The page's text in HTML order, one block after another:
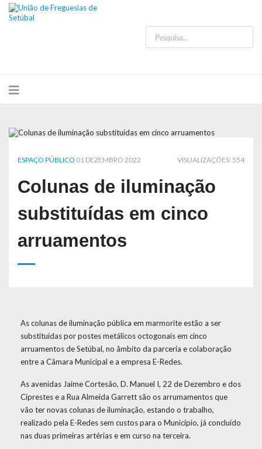
ESPAÇO PÚBLICO 01 DEZEMBRO 2022 VISUALIZAÇÕES: 554
Colunas de iluminação
substituídas em cinco
arruamentos
As colunas de iluminação pública em marmorite estão a ser
substituídas por postes metálicos octogonais em cinco
arruamentos de Setúbal, no âmbito da parceria e colaboração
entre a Câmara Municipal e a empresa E-Redes.
As avenidas Jaime Cortesão, D. Manuel I, 22 de Dezembro e dos
Ciprestes e a Rua Almeida Garrett são os arrumamentos que
vão ter novas colunas de iluminação, estando o trabalho,
realizado pela E-Redes sem custos para o Município, já concluído
nas duas primeiras artérias e em curso na terceira.